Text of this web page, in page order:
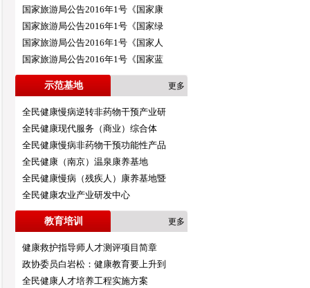
国家旅游局公告2016年1号《国家康
国家旅游局公告2016年1号《国家绿
国家旅游局公告2016年1号《国家人
国家旅游局公告2016年1号《国家蓝
示范基地 更多
全民健康慢病逆转非药物干预产业研
全民健康现代服务（商业）综合体
全民健康慢病非药物干预功能性产品
全民健康（南京）温泉康养基地
全民健康慢病（残疾人）康养基地暨
全民健康农业产业研发中心
教育培训 更多
健康救护指导师人才测评项目简章
政协委员白岩松：健康教育要上升到
全民健康人才培养工程实施方案